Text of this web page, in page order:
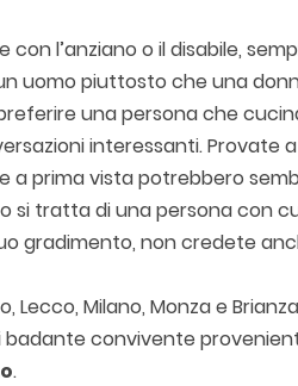
l’anziano o il disabile,
uomo piuttosto che una
una persona che
interessanti. Provate
a prima vista potrebbero
tratta di una persona con cui
gradimento, non credete
Milano, Monza e
convivente
.